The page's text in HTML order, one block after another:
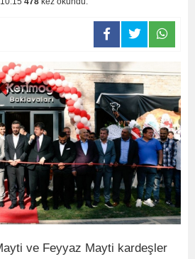
ve Feyyaz Mayti kardeşler